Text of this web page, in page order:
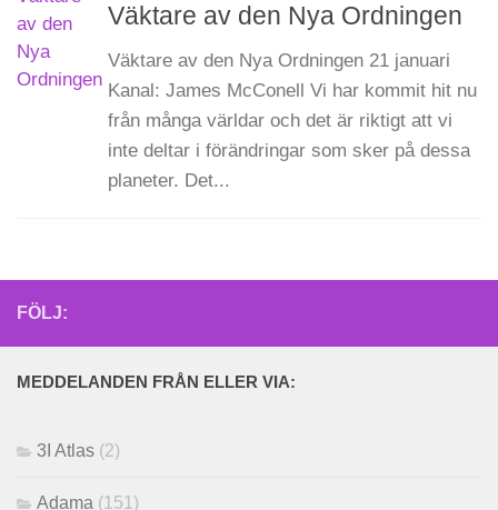
Väktare av den Nya Ordningen
Väktare av den Nya Ordningen 21 januari
Kanal: James McConell Vi har kommit hit nu
från många världar och det är riktigt att vi
inte deltar i förändringar som sker på dessa
planeter. Det...
FÖLJ:
MEDDELANDEN FRÅN ELLER VIA:
3I Atlas (2)
Adama (151)